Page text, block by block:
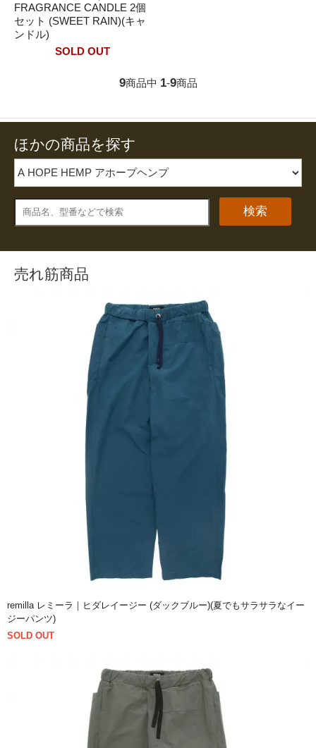
FRAGRANCE CANDLE 2個
セット (SWEET RAIN)(キャ
ンドル)
SOLD OUT
9商品中 1-9商品
ほかの商品を探す
検索
売れ筋商品
remilla レミーラ｜ヒダレイージー (ダックブルー)(夏でもサラサラなイー
ジーパンツ)
SOLD OUT